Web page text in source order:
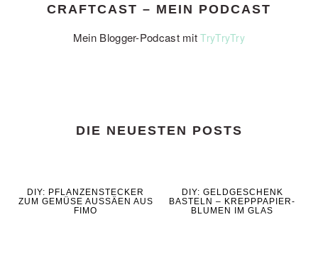
CRAFTCAST – MEIN PODCAST
Mein Blogger-Podcast mitTryTryTry
DIE NEUESTEN POSTS
DIY: PFLANZENSTECKER
ZUM GEMÜSE AUSSÄEN AUS
FIMO
DIY: GELDGESCHENK
BASTELN – KREPPPAPIER-
BLUMEN IM GLAS